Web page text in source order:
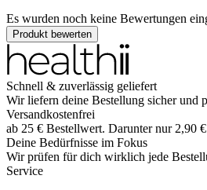
Es wurden noch keine Bewertungen
Produkt bewerten
Schnell & zuverlässig geliefert
Wir liefern deine Bestellung sicher und
Versandkostenfrei
ab 25 € Bestellwert. Darunter nur 2,90 €
Deine Bedürfnisse im Fokus
Wir prüfen für dich wirklich jede
Service